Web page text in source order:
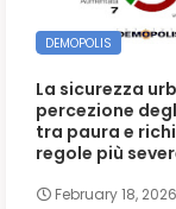
DEMOPOLIS
La sicurezza
percezione
tra paura e
regole più
February 18, 2026